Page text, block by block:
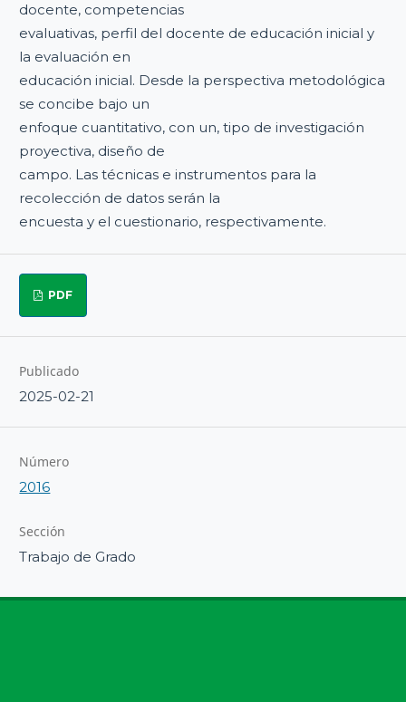
docente, competencias
evaluativas, perfil del docente de educación inicial y
la evaluación en
educación inicial. Desde la perspectiva metodológica
se concibe bajo un
enfoque cuantitativo, con un, tipo de investigación
proyectiva, diseño de
campo. Las técnicas e instrumentos para la
recolección de datos serán la
encuesta y el cuestionario, respectivamente.
PDF
Publicado
2025-02-21
Número
2016
Sección
Trabajo de Grado